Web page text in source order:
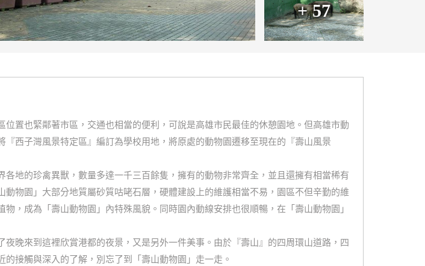
+ 57
置也緊鄰著市區，交通也相當的便利，可說是高雄市民最佳的休憩園地。但高雄市動
西子灣風景特定區』編訂為學校用地，將原處的動物園遷移至現在的『壽山風景
地的珍禽異獸，數量多達一千三百餘隻，擁有的動物非常齊全，並且還擁有相當稀有
物園」大部分地質屬砂質咕咾石層，硬體建設上的維護相當不易，園區不但辛勤的維
，成為「壽山動物園」內特殊風貌。同時園內動線安排也很順暢，在「壽山動物園」
晚來到這裡欣賞港都的夜景，又是另外一件美事。由於『壽山』的四周環山道路，四
接觸與深入的了解，別忘了到「壽山動物園」走一走。